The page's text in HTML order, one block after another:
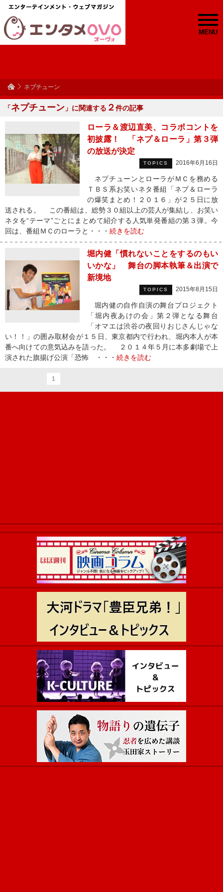
MENU
ネプチューン
「ネプチューン 」に関連する ２件の記事
ローラ＆渡辺直美、コラボコントを
初披露！ 「ネプ＆ローラ」第３弾
の放送が決定
TOPICS 2016年6月16日
ネプチューンとローラがＭＣを務める
ＴＢＳ系お笑いネタ番組「ネプ＆ローラ
の爆笑まとめ！２０１６」が２５日に放
送される。 この番組は、総勢３０組以上の芸人が集結し、お笑い
ネタを“テーマ”ごとにまとめて紹介する人気単発番組の第３弾。今
回は、番組ＭＣのローラと・・・ 続きを読む
堀内健「慣れないことをするのもい
いかな」 舞台の脚本執筆＆出演で
新境地
TOPICS 2015年8月15日
堀内健の自作自演の舞台プロジェクト
「堀内夜あけの会」第２弾となる舞台
「オマエは渋谷の夜回りおじさんじゃな
い！！」の囲み取材会が１５日、東京都内で行われ、堀内本人が本
番へ向けての意気込みを語った。 ２０１４年５月に本多劇場で上
演された旗揚げ公演「恐怖 ・・・ 続きを読む
1